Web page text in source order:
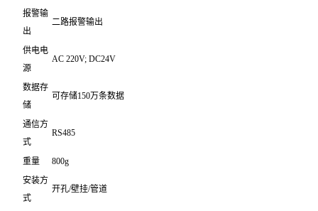
报警输
出
二路报警输出
供电电
源
AC 220V; DC24V
数据存
储
可存储150万条数据
通信方
式
RS485
重量
800g
安装方
式
开孔/壁挂/管道